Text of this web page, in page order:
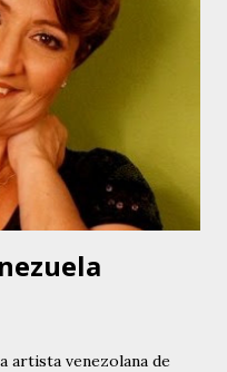
No Vayas A Despedirte,
original de la
Díaz. Esta última pieza
artístico: Muchacha
proyecto con su padre,
piezas de la autoría
artista venezolana de